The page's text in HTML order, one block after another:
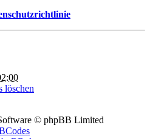
löschen
© phpBB Limited